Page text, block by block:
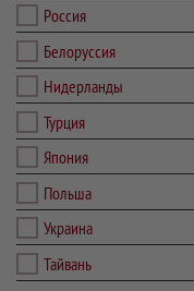
Россия
Белоруссия
Нидерланды
Турция
Япония
Польша
Украина
Тайвань